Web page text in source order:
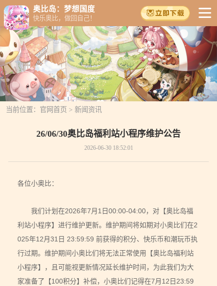
奥比岛：梦想国度
快乐奥比，做回自己！
当前位置： 官网首页 > 新闻资讯
26/06/30奥比岛福利站小程序维护公告
2026-06-30 18:52:01
各位小奥比：
我们计划在2026年7月1日00:00-04:00，对【奥比岛福
利站小程序】进行维护更新。维护期间将如期对小奥比们在2
025年12月31日 23:59:59 前获得的积分、快乐币和潮玩币执
行过期。维护期间小奥比们将无法正常使用【奥比岛福利站
小程序】，且可能视更新情况延长维护时间，为此我们为大
家准备了【100积分】补偿，小奥比们记得在7月12日23:59